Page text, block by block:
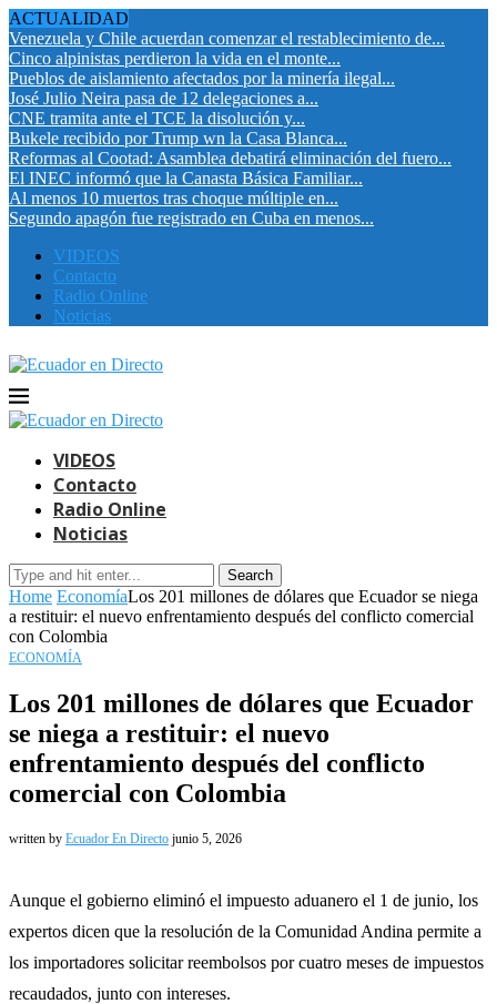
ACTUALIDAD
Venezuela y Chile acuerdan comenzar el restablecimiento de...
Cinco alpinistas perdieron la vida en el monte...
Pueblos de aislamiento afectados por la minería ilegal...
José Julio Neira pasa de 12 delegaciones a...
CNE tramita ante el TCE la disolución y...
Bukele recibido por Trump wn la Casa Blanca...
Reformas al Cootad: Asamblea debatirá eliminación del fuero...
El INEC informó que la Canasta Básica Familiar...
Al menos 10 muertos tras choque múltiple en...
Segundo apagón fue registrado en Cuba en menos...
VIDEOS
Contacto
Radio Online
Noticias
VIDEOS
Contacto
Radio Online
Noticias
Search
Home EconomíaLos 201 millones de dólares que Ecuador se niega
a restituir: el nuevo enfrentamiento después del conflicto comercial
con Colombia
ECONOMÍA
Los 201 millones de dólares que Ecuador
se niega a restituir: el nuevo
enfrentamiento después del conflicto
comercial con Colombia
written by Ecuador En Directo junio 5, 2026
Aunque el gobierno eliminó el impuesto aduanero el 1 de junio, los
expertos dicen que la resolución de la Comunidad Andina permite a
los importadores solicitar reembolsos por cuatro meses de impuestos
recaudados, junto con intereses.